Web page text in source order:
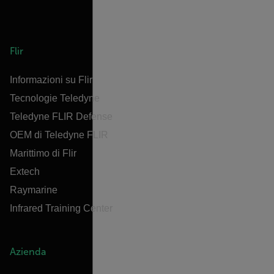
Flir
Informazioni su Flir
Tecnologie Teledyne
Teledyne FLIR Defense
OEM di Teledyne FLIR
Marittimo di Flir
Extech
Raymarine
Infrared Training Center
Azienda